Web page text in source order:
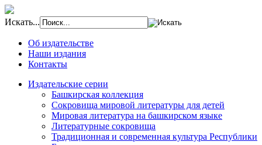
Искать...
Об издательстве
Наши издания
Контакты
Издательские серии
Башкирская коллекция
Сокровища мировой литературы для детей
Мировая литература на башкирском языке
Литературные сокровища
Традиционная и современная культура Республики